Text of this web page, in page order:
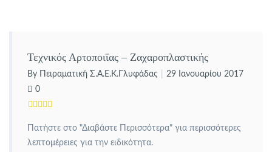
Τεχνικός Αρτοποιϊας – Ζαχαροπλαστικής
By Πειραματική Σ.Α.Ε.Κ.Γλυφάδας
29 Ιανουαρίου 2017
0
Πατήστε στο "Διαβάστε Περισσότερα" για περισσότερες
λεπτομέρειες για την ειδικότητα.